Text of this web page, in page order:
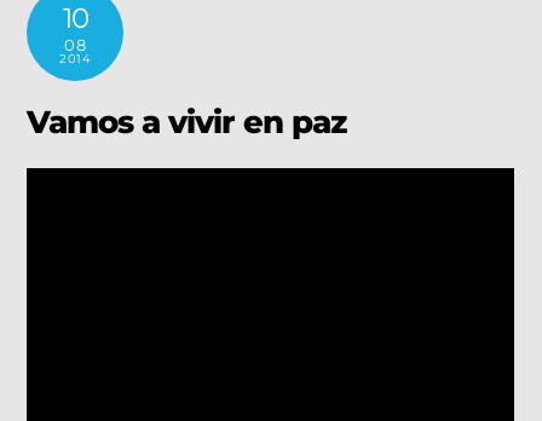
10
08
2014
Vamos a vivir en paz